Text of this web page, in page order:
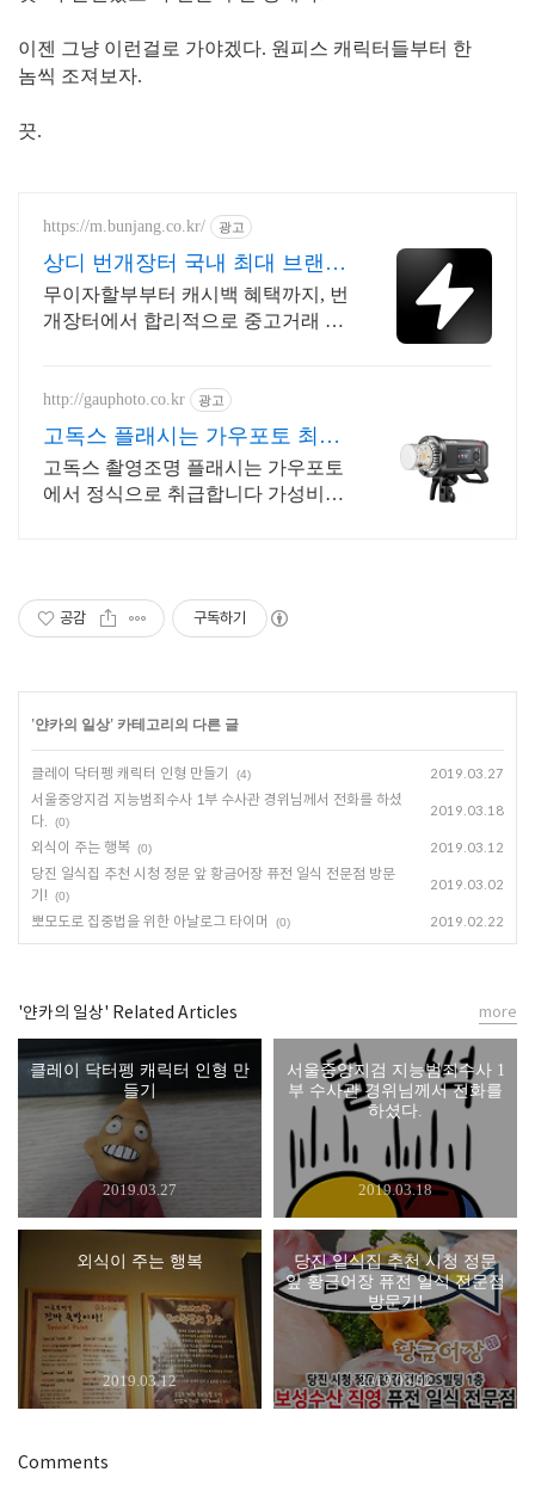
이젠 그냥 이런걸로 가야겠다. 원피스 캐릭터들부터 한
놈씩 조져보자.
끗.
https://m.bunjang.co.kr/ 광고
상디 번개장터 국내 최대 브랜드
중고거래
무이자할부부터 캐시백 혜택까지, 번
개장터에서 합리적으로 중고거래 하
상품 업로드
http://gauphoto.co.kr 광고
고독스 플래시는 가우포토 최고
의 가성비
고독스 촬영조명 플래시는 가우포토
에서 정식으로 취급합니다 가성비는
공감 구독하기
'얀카의 일상' 카테고리의 다른 글
클레이 닥터펭 캐릭터 인형 만들기 (4) 2019.03.27
서울중앙지검 지능범죄수사 1부 수사관 경위님께서 전화를 하셨
다.
(0)
2019.03.18
외식이 주는 행복 (0) 2019.03.12
당진 일식집 추천 시청 정문 앞 황금어장 퓨전 일식 전문점 방문
기!
(0)
2019.03.02
뽀모도로 집중법을 위한 아날로그 타이머 (0) 2019.02.22
'얀카의 일상' Related Articles
클레이 닥터펭 캐릭터 인형 만
들기
2019.03.27
서울중앙지검 지능범죄수사 1
부 수사관 경위님께서 전화를
하셨다.
2019.03.18
외식이 주는 행복
2019.03.12
당진 일식집 추천 시청 정문
앞 황금어장 퓨전 일식 전문점
방문기!
2019.03.02
more
Comments